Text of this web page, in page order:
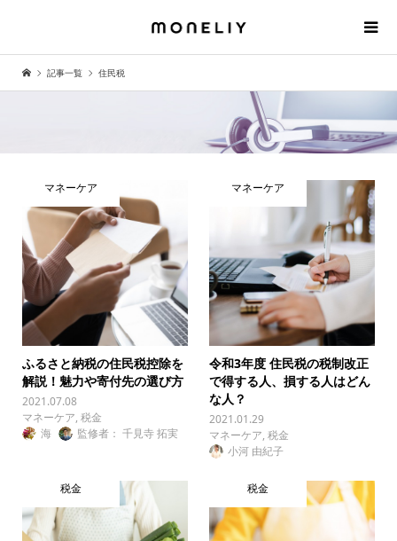
記事一覧 住民税
マネーケア
ふるさと納税の住民税控除を
解説！魅力や寄付先の選び方
2021.07.08
マネーケア, 税金
海
監修者： 千見寺 拓実
マネーケア
令和3年度 住民税の税制改正
で得する人、損する人はどん
な人？
2021.01.29
マネーケア,税金
小河 由紀子
税金 税金